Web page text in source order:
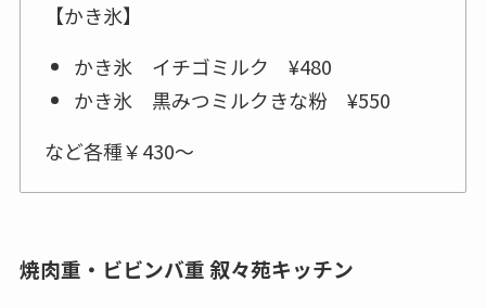
【かき氷】
かき氷 イチゴミルク ¥480
かき氷 黒みつミルクきな粉 ¥550
など各種￥430～
焼肉重・ビビンバ重 叙々苑キッチン